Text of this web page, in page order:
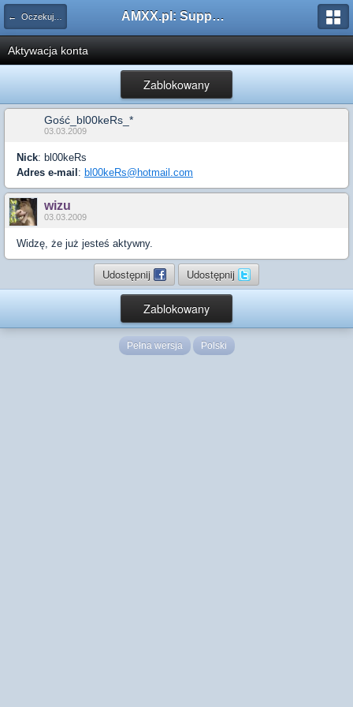
← Oczekujący AMXX.pl: Support AMX Mod X i SourceMod
Aktywacja konta
Zablokowany
Gość_bl00keRs_*
03.03.2009
Nick: bl00keRs
Adres e-mail : bl00keRs@hotmail.com
wizu
03.03.2009
Widzę, że już jesteś aktywny.
Udostępnij Udostępnij
Zablokowany
Pełna wersja Polski